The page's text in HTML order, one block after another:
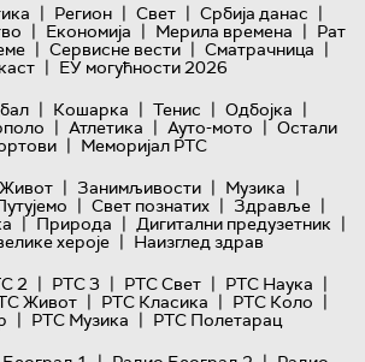
| Регион | Свет | Србија данас |
| Економија | Мерила времена | Рат
| Сервисне вести | Сматрачница |
| ЕУ могућности 2026
| Кошарка | Тенис | Одбојка |
| Атлетика | Ауто-мото | Остали
| Меморијал РТС
Живот | Занимљивости | Музика |
| Свет познатих | Здравље |
| Природа | Дигитални предузетник |
хероје | Наизглед здрав
2 | РТС 3 | РТС Свет | РТС Наука |
Живот | РТС Класика | РТС Коло |
| РТС Музика | РТС Полетарац